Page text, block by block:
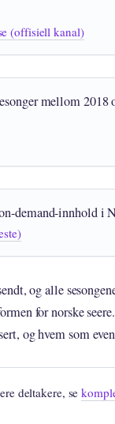
(offisiell kanal)
mellom 2018
demand-innhold i
og alle
for norske seere.
og hvem som
deltakere, se